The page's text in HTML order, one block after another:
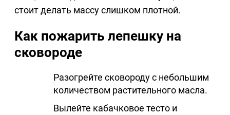
стоит делать массу слишком плотной.
Как пожарить лепешку на
сковороде
Разогрейте сковороду с небольшим
количеством растительного масла.
Вылейте кабачковое тесто и